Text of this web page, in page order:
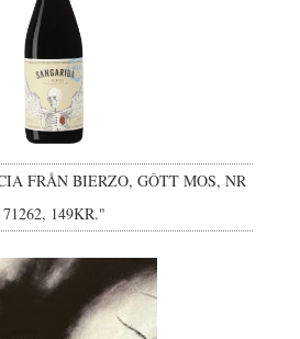
FRÅN BIERZO, GÔTT MOS, NR
71262, 149KR."